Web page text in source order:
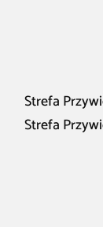
Strefa
Strefa